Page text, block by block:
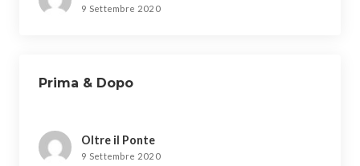
9 Settembre 2020
Prima & Dopo
Oltre il Ponte
9 Settembre 2020